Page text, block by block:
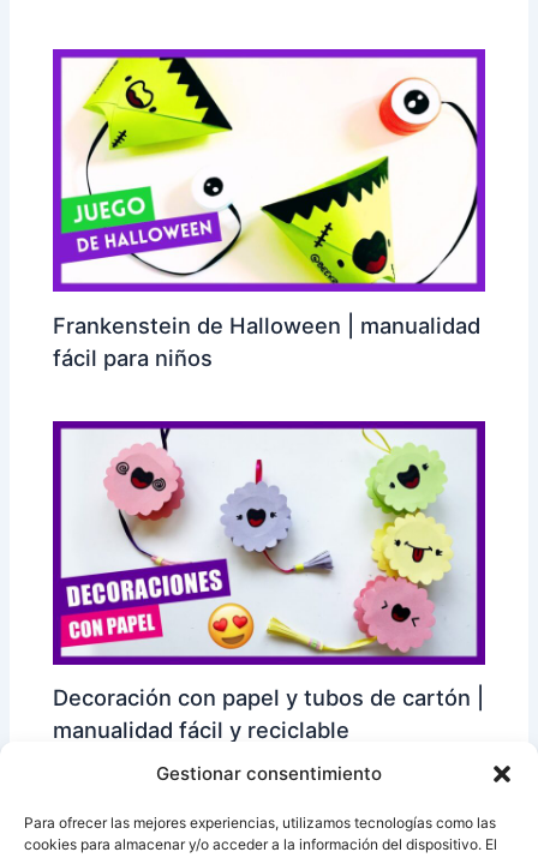
Gestionar consentimiento
Para ofrecer las mejores experiencias, utilizamos tecnologías como las
cookies para almacenar y/o acceder a la información del dispositivo. El
Frankenstein de Halloween | manualidad
fácil para niños
Decoración con papel y tubos de cartón |
manualidad fácil y reciclable